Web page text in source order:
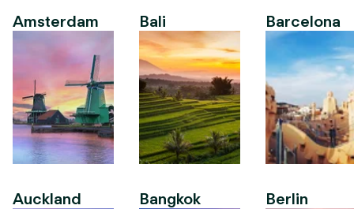
Amsterdam
Auckland
Bali
Bangkok
Barcelona
Berlin